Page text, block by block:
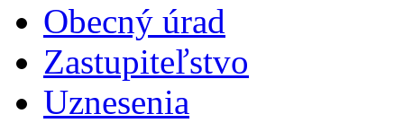
Obecný úrad
Zastupiteľstvo
Uznesenia